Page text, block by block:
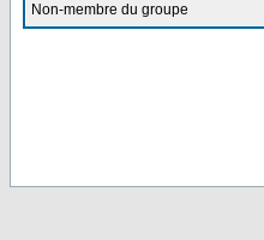
Non-membre du groupe